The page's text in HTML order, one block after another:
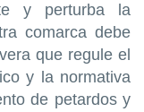
y perturba la
comarca debe
que regule el
y la normativa
de petardos y